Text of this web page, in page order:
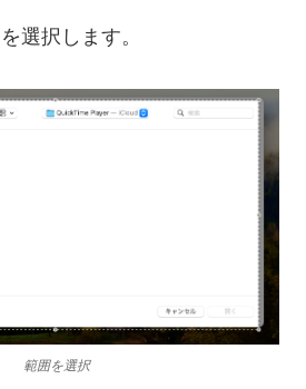
選択します。
範囲を選択